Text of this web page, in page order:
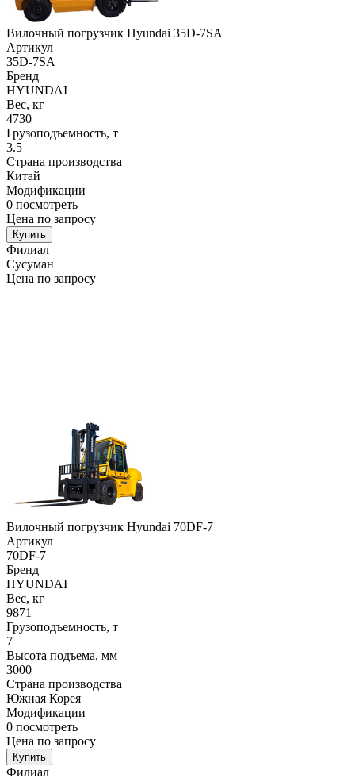
Вилочный погрузчик Hyundai 35D-7SA
Артикул
35D-7SA
Бренд
HYUNDAI
Вес, кг
4730
Грузоподъемность, т
3.5
Страна производства
Китай
Модификации
0 посмотреть
Цена по запросу
Купить
Филиал
Сусуман
Цена по запросу
Вилочный погрузчик Hyundai 70DF-7
Артикул
70DF-7
Бренд
HYUNDAI
Вес, кг
9871
Грузоподъемность, т
7
Высота подъема, мм
3000
Страна производства
Южная Корея
Модификации
0 посмотреть
Цена по запросу
Купить
Филиал